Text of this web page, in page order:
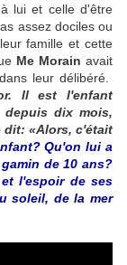
lui et celle d'être
assez dociles ou
famille et cette
Me Morain avait
leur délibéré.
Il est l'enfant
dix mois,
dit: «Alors, c'était
Qu'on lui a
de 10 ans?
l'espoir de ses
soleil, de la mer